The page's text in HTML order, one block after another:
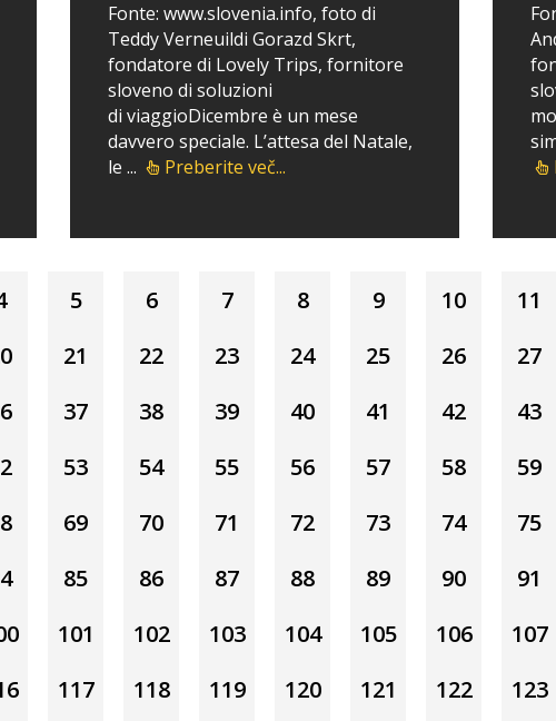
Fonte: www.slovenia.info, foto di
Teddy Verneuildi Gorazd Skrt,
fondatore di Lovely Trips, fornitore
sloveno di soluzioni
di viaggioDicembre è un mese
davvero speciale. L’attesa del Natale,
le ...
Preberite več...
5 6 7 8 9 10 11
21 22 23 24 25 26 27
37 38 39 40 41 42 43
53 54 55 56 57 58 59
69 70 71 72 73 74 75
85 86 87 88 89 90 91
101 102 103 104 105 106 107
117 118 119 120 121 122 123